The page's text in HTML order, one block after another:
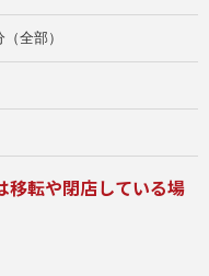
全部）
転や閉店している場